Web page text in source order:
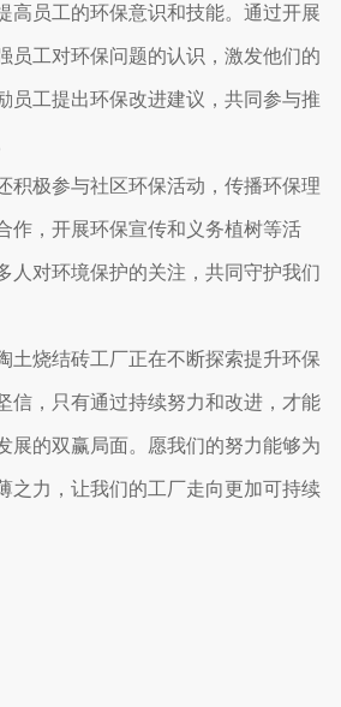
高员工的环保意识和技能。通过开展
员工对环保问题的认识，激发他们的
员工提出环保改进建议，共同参与推
积极参与社区环保活动，传播环保理
作，开展环保宣传和义务植树等活
人对环境保护的关注，共同守护我们
土烧结砖工厂正在不断探索提升环保
信，只有通过持续努力和改进，才能
展的双赢局面。愿我们的努力能够为
之力，让我们的工厂走向更加可持续